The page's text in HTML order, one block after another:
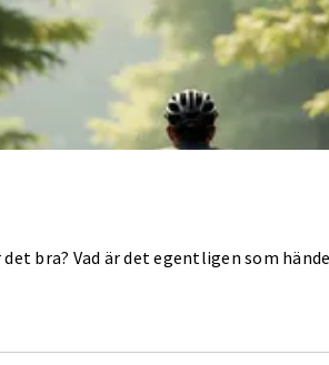
bra? Vad är det egentligen som